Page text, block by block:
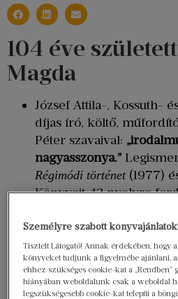
104 éve
Magda
József Attila-, Kossuth-
díjas író, költő,
Péter szavaival:
nagyasszonya.”
Régimódi történet(1977)
Könyveit 42 nyelvre
tartják számon.
30 évesen kezdett írni.
Bárány1947-ben jelent
elismeréseként 1949-
Személyre szabott
Tisztelt Látogató! Annak érdekében, hogy
könyveket tudjunk a figyelmébe ajánlani,
ehhez szükséges cookie-kat a „Rendben”
hiányában weboldalunk csak a weboldal
legszükségesebb cookie-kat telepíti a